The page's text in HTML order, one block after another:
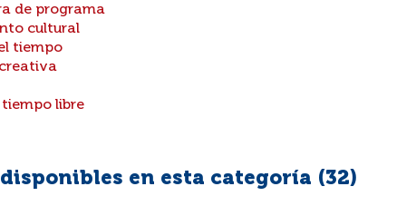
de programa
cultural
tiempo
libre
en esta categoría (32)